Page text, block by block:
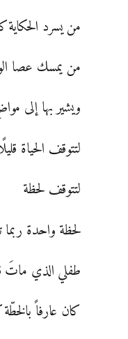
من يسرد
من يمسك عصا
ويشير بها إلى
لتتوقف الحياة
لتتوقف لحظة
لحظة واحدة
طفلي الذي ماتَ
كان عارفاً بالخطّة